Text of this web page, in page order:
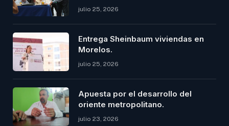
julio 25, 2026
Entrega Sheinbaum viviendas en
Morelos.
julio 25, 2026
Apuesta por el desarrollo del
oriente metropolitano.
julio 23, 2026